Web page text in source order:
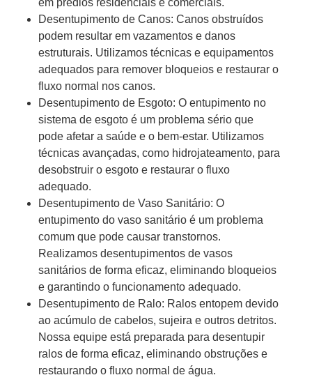
em prédios residenciais e comerciais.
Desentupimento de Canos: Canos obstruídos
podem resultar em vazamentos e danos
estruturais. Utilizamos técnicas e equipamentos
adequados para remover bloqueios e restaurar o
fluxo normal nos canos.
Desentupimento de Esgoto: O entupimento no
sistema de esgoto é um problema sério que
pode afetar a saúde e o bem-estar. Utilizamos
técnicas avançadas, como hidrojateamento, para
desobstruir o esgoto e restaurar o fluxo
adequado.
Desentupimento de Vaso Sanitário: O
entupimento do vaso sanitário é um problema
comum que pode causar transtornos.
Realizamos desentupimentos de vasos
sanitários de forma eficaz, eliminando bloqueios
e garantindo o funcionamento adequado.
Desentupimento de Ralo: Ralos entopem devido
ao acúmulo de cabelos, sujeira e outros detritos.
Nossa equipe está preparada para desentupir
ralos de forma eficaz, eliminando obstruções e
restaurando o fluxo normal de água.